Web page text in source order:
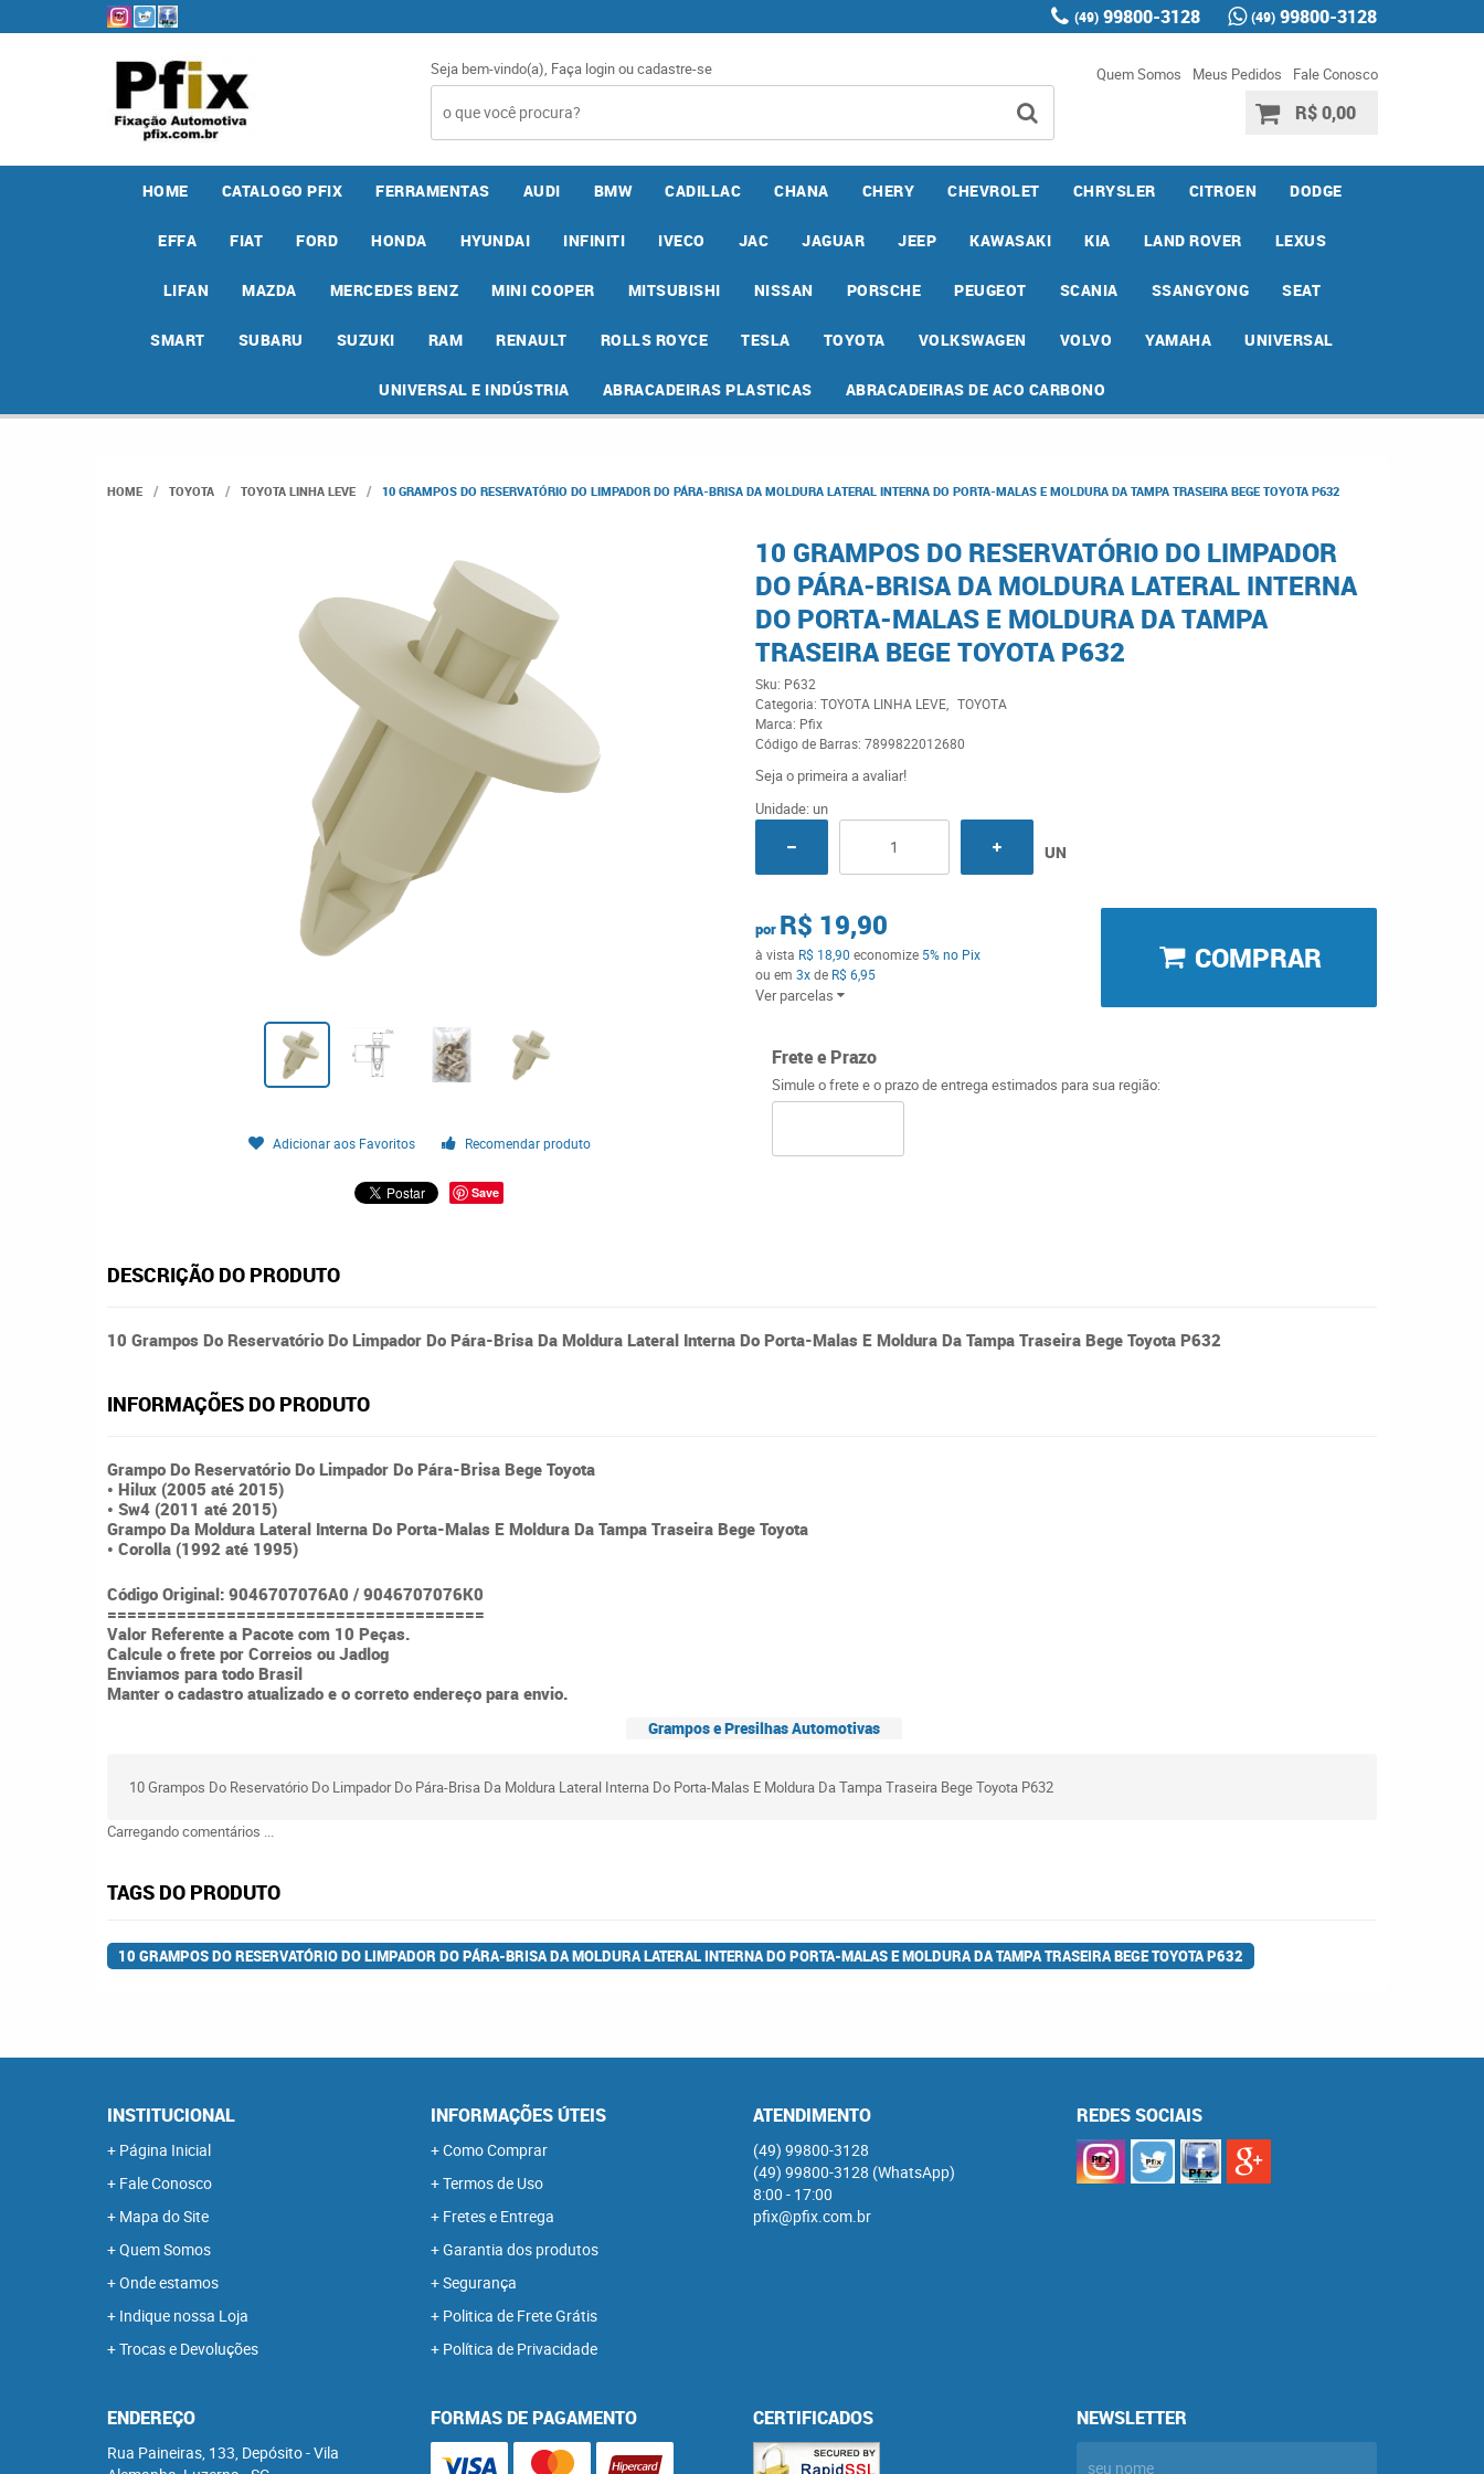
(49) 99800-3128 (49) 99800-3128
Seja bem-vindo(a), Faça loginoucadastre-se Quem Somos Meus Pedidos Fale Conosco
R$ 0,00
HOME CATALOGO PFIX FERRAMENTAS AUDI BMW CADILLAC CHANA CHERY CHEVROLET CHRYSLER CITROEN DODGE
EFFA FIAT FORD HONDA HYUNDAI INFINITI IVECO JAC JAGUAR JEEP KAWASAKI KIA LAND ROVER LEXUS
LIFAN MAZDA MERCEDES BENZ MINI COOPER MITSUBISHI NISSAN PORSCHE PEUGEOT SCANIA SSANGYONG SEAT
SMART SUBARU SUZUKI RAM RENAULT ROLLS ROYCE TESLA TOYOTA VOLKSWAGEN VOLVO YAMAHA UNIVERSAL
UNIVERSAL E INDÚSTRIA ABRACADEIRAS PLASTICAS ABRACADEIRAS DE ACO CARBONO
HOME TOYOTA TOYOTA LINHA LEVE 10 GRAMPOS DO RESERVATÓRIO DO LIMPADOR DO PÁRA-BRISA DA MOLDURA LATERAL INTERNA DO PORTA-MALAS E MOLDURA DA TAMPA TRASEIRA BEGE TOYOTA P632
Adicionar aos Favoritos Recomendar produto
Save
10 GRAMPOS DO RESERVATÓRIO DO LIMPADOR
DO PÁRA-BRISA DA MOLDURA LATERAL INTERNA
DO PORTA-MALAS E MOLDURA DA TAMPA
TRASEIRA BEGE TOYOTA P632
Sku: P632
Categoria: TOYOTA LINHA LEVE
TOYOTA
Marca: Pfix
Código de Barras: 7899822012680
Seja o primeira a avaliar!
Unidade: un
UN
por R$ 19,90
à vista R$ 18,90 economize 5% no Pix
ou em 3xde R$ 6,95
Ver parcelas
COMPRAR
Frete e Prazo
Simule o frete e o prazo de entrega estimados para sua região:
DESCRIÇÃO DO PRODUTO
10 Grampos Do Reservatório Do Limpador Do Pára-Brisa Da Moldura Lateral Interna Do Porta-Malas E Moldura Da Tampa Traseira Bege Toyota P632
INFORMAÇÕES DO PRODUTO
Grampo Do Reservatório Do Limpador Do Pára-Brisa Bege Toyota
• Hilux (2005 até 2015)
• Sw4 (2011 até 2015)
Grampo Da Moldura Lateral Interna Do Porta-Malas E Moldura Da Tampa Traseira Bege Toyota
• Corolla (1992 até 1995)
Código Original: 9046707076A0 / 9046707076K0
======================================
Valor Referente a Pacote com 10 Peças.
Calcule o frete por Correios ou Jadlog
Enviamos para todo Brasil
Manter o cadastro atualizado e o correto endereço para envio.
Grampos e Presilhas Automotivas
10 Grampos Do Reservatório Do Limpador Do Pára-Brisa Da Moldura Lateral Interna Do Porta-Malas E Moldura Da Tampa Traseira Bege Toyota P632
Carregando comentários ...
TAGS DO PRODUTO
10 GRAMPOS DO RESERVATÓRIO DO LIMPADOR DO PÁRA-BRISA DA MOLDURA LATERAL INTERNA DO PORTA-MALAS E MOLDURA DA TAMPA TRASEIRA BEGE TOYOTA P632
INSTITUCIONAL
Página Inicial
Fale Conosco
Mapa do Site
Quem Somos
Onde estamos
Indique nossa Loja
Trocas e Devoluções
INFORMAÇÕES ÚTEIS
Como Comprar
Termos de Uso
Fretes e Entrega
Garantia dos produtos
Segurança
Politica de Frete Grátis
Política de Privacidade
ATENDIMENTO
(49) 99800-3128
(49) 99800-3128 (WhatsApp)
8:00 - 17:00
pfix@pfix.com.br
REDES SOCIAIS
ENDEREÇO
Rua Paineiras, 133, Depósito-Vila
FORMAS DE PAGAMENTO CERTIFICADOS NEWSLETTER